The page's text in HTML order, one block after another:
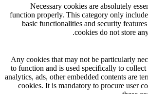
Necessary cookies are absolutely
function properly. This category only
basic functionalities and security
cookies do not store
Any cookies that may not be particularly
to function and is used specifically to collect
analytics, ads, other embedded contents are
cookies. It is mandatory to procure user